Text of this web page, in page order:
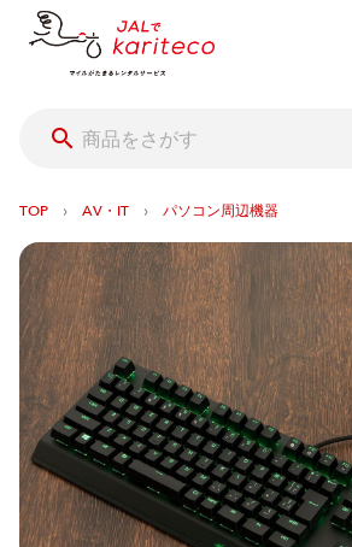
TOP › AV・IT › パソコン周辺機器